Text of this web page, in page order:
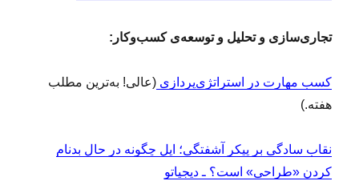
تجاری‌سازی و تحلیل و توسعه‌ی کسب‌وکار:
کسب مهارت در استراتژی‌پردازی(عالی! به‌ترین مطلب
هفته.)
نقاب سادگی بر پیکر آشفتگی؛ اپل چگونه در حال بدنام
کردن «طراحی» است؟ ـ دیجیاتو